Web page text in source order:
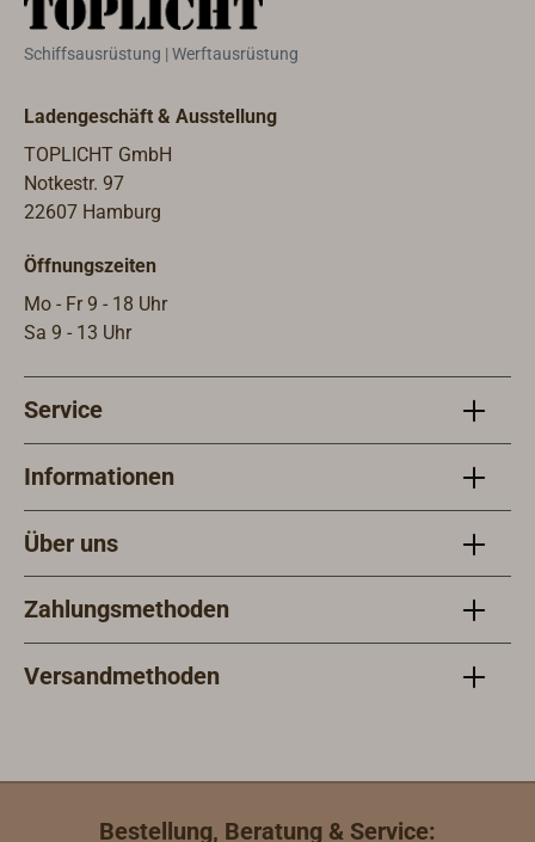
Schiffsausrüstung | Werftausrüstung
Ladengeschäft & Ausstellung
TOPLICHT GmbH
Notkestr. 97
22607 Hamburg
Öffnungszeiten
Mo - Fr 9 - 18 Uhr
Sa 9 - 13 Uhr
Service
Informationen
Über uns
Zahlungsmethoden
Versandmethoden
Bestellung, Beratung & Service: